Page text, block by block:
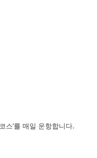
스’를 매일 운항합니다.